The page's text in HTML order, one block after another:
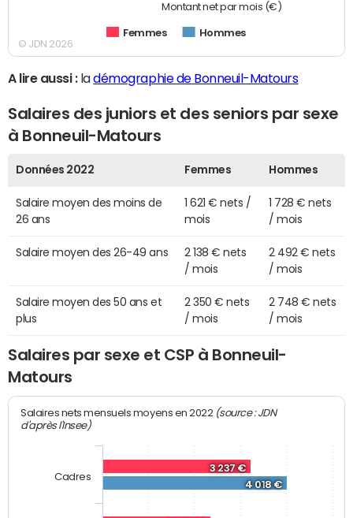
Montant net par mois (€)
Femmes Hommes
© JDN 2026
A lire aussi :ladémographie de Bonneuil-Matours
Salaires des juniors et des seniors par sexe
à Bonneuil-Matours
Données 2022 Femmes Hommes
Salaire moyen des moins de
26 ans
1 621 € nets /
mois
1 728 € nets
/ mois
Salaire moyen des 26-49 ans
2 138 € nets
/ mois
2 492 € nets
/ mois
Salaire moyen des 50 ans et
plus
2 350 € nets
/ mois
2 748 € nets
/ mois
Salaires par sexe et CSP à Bonneuil-
Matours
Salaires nets mensuels moyens en 2022 (source : JDN
d'après l'Insee)
3 237 €
4 018 €
Cadres